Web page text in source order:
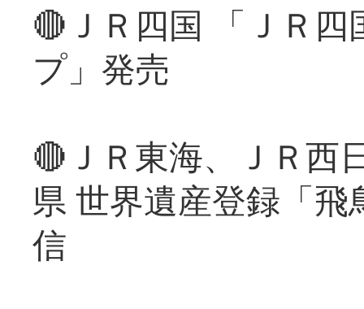
🔴ＪＲ四国 「ＪＲ
プ」発売
🔴ＪＲ東海、ＪＲ西
県 世界遺産登録「
信